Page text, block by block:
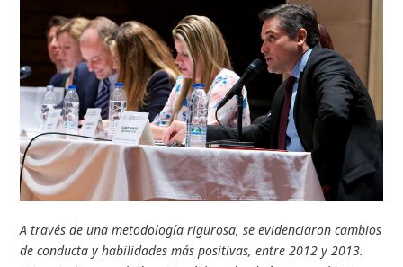
A través de una metodología rigurosa, se evidenciaron cambios
de conducta y habilidades más positivas, entre 2012 y 2013.